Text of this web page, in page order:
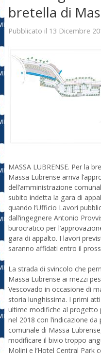
bretella di
Pubblicato il 13 Dicembre
MASSA LUBRENSE. Per la
Massa Lubrense arriva
dell’amministrazione
subito indetta la gara di
quando l’Ufficio Lavori
dall’ingegnere Antonio
burocratico per
gara di appalto. I lavori
saranno affidati entro il
La strada di svincolo che
Massa Lubrense ai mezzi
Vescovado in occasione di
storia lunghissima. I primi
ultime modifiche al progetto
nel 2018 con l’indicazione
comunale di Massa
modificare il bivio troppo
Molini e l’Hotel Central Park